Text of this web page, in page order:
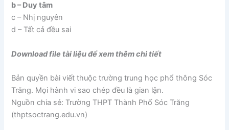
b – Duy tâm
c – Nhị nguyên
d – Tất cả đều sai
Download file tài liệu để xem thêm chi tiết
Bản quyền bài viết thuộc trường trung học phổ thông Sóc
Trăng. Mọi hành vi sao chép đều là gian lận.
Nguồn chia sẻ: Trường THPT Thành Phố Sóc Trăng
(thptsoctrang.edu.vn)